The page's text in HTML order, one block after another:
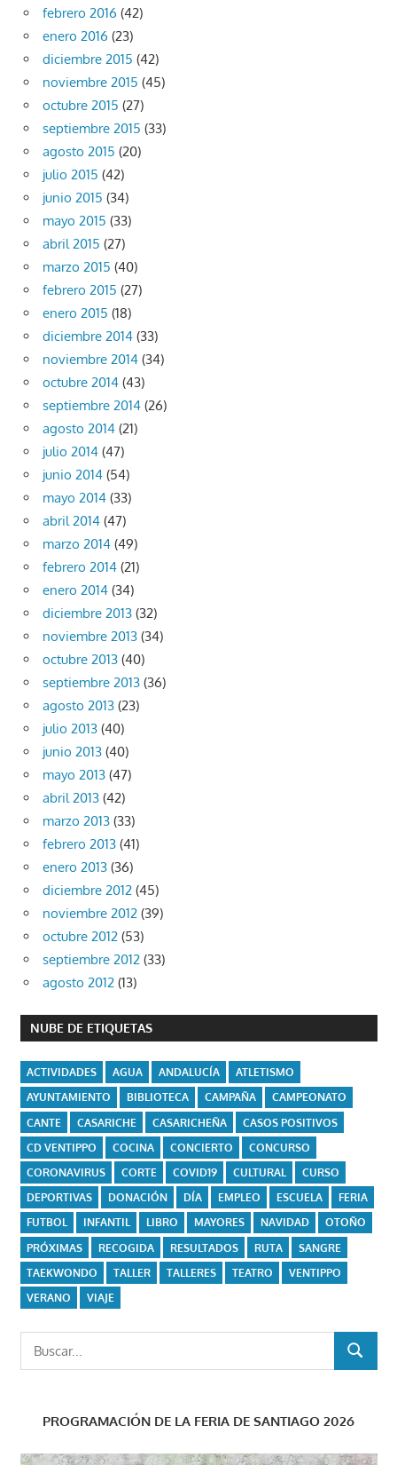
febrero 2016 (42)
enero 2016 (23)
diciembre 2015 (42)
noviembre 2015 (45)
octubre 2015 (27)
septiembre 2015 (33)
agosto 2015 (20)
julio 2015 (42)
junio 2015 (34)
mayo 2015 (33)
abril 2015 (27)
marzo 2015 (40)
febrero 2015 (27)
enero 2015 (18)
diciembre 2014 (33)
noviembre 2014 (34)
octubre 2014 (43)
septiembre 2014 (26)
agosto 2014 (21)
julio 2014 (47)
junio 2014 (54)
mayo 2014 (33)
abril 2014 (47)
marzo 2014 (49)
febrero 2014 (21)
enero 2014 (34)
diciembre 2013 (32)
noviembre 2013 (34)
octubre 2013 (40)
septiembre 2013 (36)
agosto 2013 (23)
julio 2013 (40)
junio 2013 (40)
mayo 2013 (47)
abril 2013 (42)
marzo 2013 (33)
febrero 2013 (41)
enero 2013 (36)
diciembre 2012 (45)
noviembre 2012 (39)
octubre 2012 (53)
septiembre 2012 (33)
agosto 2012 (13)
NUBE DE ETIQUETAS
ACTIVIDADES AGUA ANDALUCÍA
ATLETISMO
AYUNTAMIENTO
BIBLIOTECA CAMPAÑA
CAMPEONATO
CANTE
CASARICHE CASARICHEÑA
CASOS POSITIVOS
CD VENTIPPO
COCINA CONCIERTO
CONCURSO
CORONAVIRUS
CORTE COVID19 CULTURAL
CURSO
DEPORTIVAS
DONACIÓN DÍA EMPLEO ESCUELA
FERIA
FUTBOL
INFANTIL LIBRO MAYORES NAVIDAD
OTOÑO
PRÓXIMAS
RECOGIDA RESULTADOS RUTA
SANGRE
TAEKWONDO
TALLER TALLERES TEATRO
VENTIPPO
VERANO
VIAJE
BUSCAR
PROGRAMACIÓN DE LA FERIA DE SANTIAGO 2026